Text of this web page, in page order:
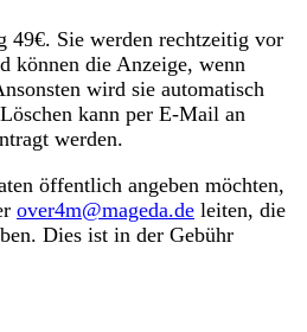
49€. Sie werden rechtzeitig vor
können die Anzeige, wenn
wird sie automatisch
kann per E-Mail an
werden.
öffentlich angeben möchten,
over4m@mageda.de leiten, die
Dies ist in der Gebühr